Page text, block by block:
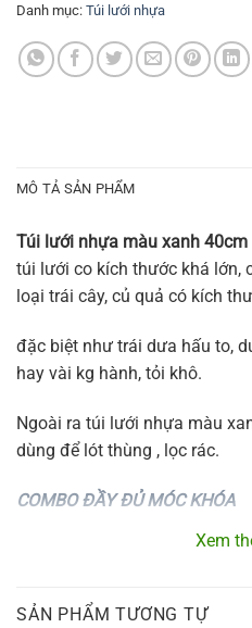
Danh mục: Túi lưới nhựa
MÔ TẢ SẢN PHẨM
Túi lưới nhựa màu xanh 40cm
túi lưới co kích thước khá lớn,
loại trái cây, củ quả có kích
đặc biệt như trái dưa hấu to,
hay vài kg hành, tỏi khô.
Ngoài ra túi lưới nhựa màu
dùng để lót thùng , lọc rác.
COMBO ĐẦY ĐỦ MÓC KHÓA
Xem
SẢN PHẨM TƯƠNG TỰ